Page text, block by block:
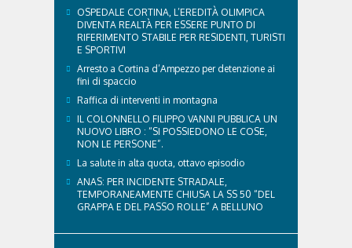
OSPEDALE CORTINA, L’EREDITÀ OLIMPICA
DIVENTA REALTÀ PER ESSERE PUNTO DI
RIFERIMENTO STABILE PER RESIDENTI, TURISTI
E SPORTIVI
Arresto a Cortina d’Ampezzo per detenzione ai
fini di spaccio
Raffica di interventi in montagna
IL COLONNELLO FILIPPO VANNI PUBBLICA UN
NUOVO LIBRO : “SI POSSIEDONO LE COSE,
NON LE PERSONE”.
La salute in alta quota, ottavo episodio
ANAS: PER INCIDENTE STRADALE,
TEMPORANEAMENTE CHIUSA LA SS 50 “DEL
GRAPPA E DEL PASSO ROLLE” A BELLUNO